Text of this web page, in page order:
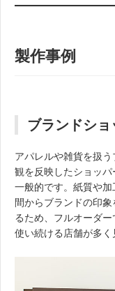
製作事例
ブランドシ
アパレルや雑貨を扱
観を反映したショッ
一般的です。紙質や
間からブランドの印
るため、フルオーダ
使い続ける店舗が多く